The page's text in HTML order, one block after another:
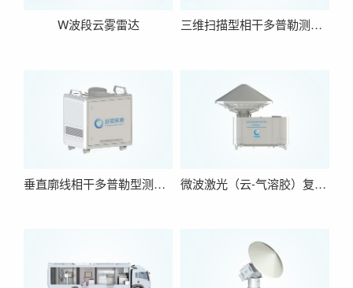
W波段云雾雷达 三维扫描型相干多普勒测风激光雷达
垂直廓线相干多普勒型测风激光雷达 微波激光（云-气溶胶）复合雷达